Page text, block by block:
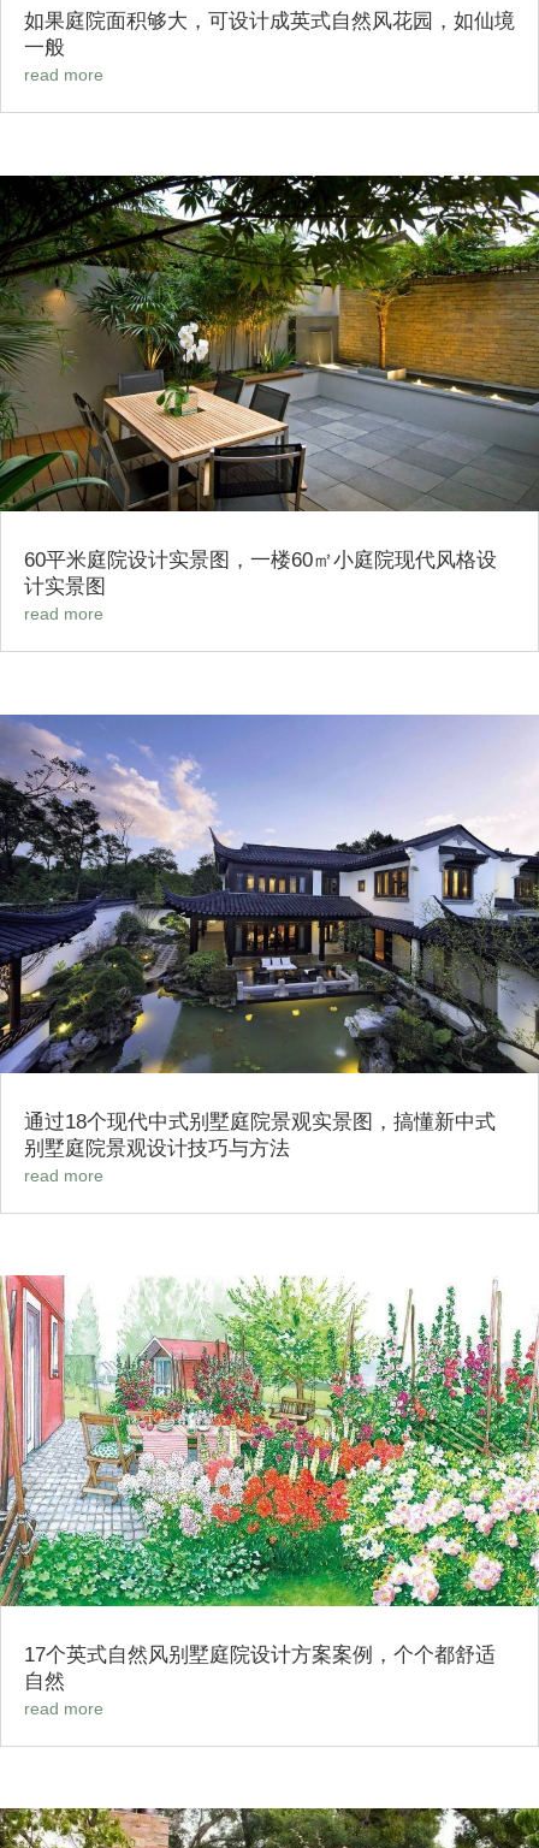
如果庭院面积够大，可设计成英式自然风花园，如仙境
一般
read more
60平米庭院设计实景图，一楼60㎡小庭院现代风格设
计实景图
read more
通过18个现代中式别墅庭院景观实景图，搞懂新中式
别墅庭院景观设计技巧与方法
read more
17个英式自然风别墅庭院设计方案案例，个个都舒适
自然
read more